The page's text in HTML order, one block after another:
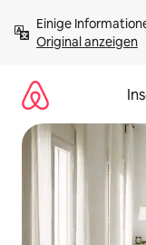
Inhalten
springenOriginal anzeigen